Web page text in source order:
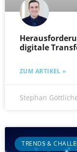
digitale
ZUM ARTIKEL »
Stephan
TRENDS &